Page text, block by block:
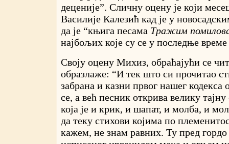
деценије”. Сличну оцену је који
Василије Калезић кад је у
да је “књига песама Тражим
најбољих које су се у последње време
Своју оцену Михиз, обраћајући се
образлаже: “И тек што си прочитао
забрана и казни првог нашег кодекса
се, а већ песник открива велику
која је и крик, и шапат, и молба, и
да теку стихови којима по
кажем, не знам равних. Ту пред гордо